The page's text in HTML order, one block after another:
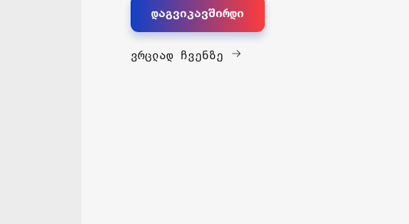
დაგვიკავშირდი
ვრცლად ჩვენზე